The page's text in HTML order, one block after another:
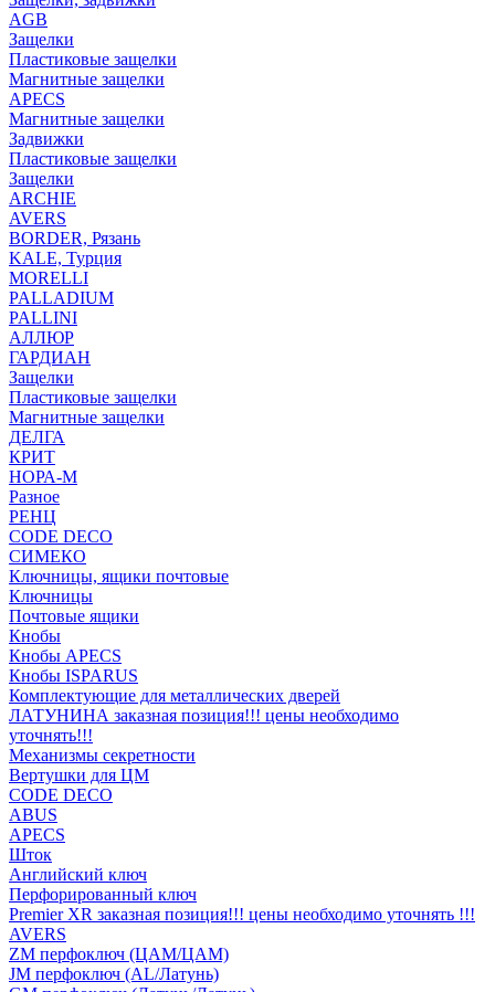
AGB
Защелки
Пластиковые защелки
Магнитные защелки
APECS
Магнитные защелки
Задвижки
Пластиковые защелки
Защелки
ARCHIE
AVERS
BORDER, Рязань
KALE, Турция
MORELLI
PALLADIUM
PALLINI
АЛЛЮР
ГАРДИАН
Защелки
Пластиковые защелки
Магнитные защелки
ДЕЛГА
КРИТ
НОРА-М
Разное
РЕНЦ
СODE DECO
СИМЕКО
Ключницы, ящики почтовые
Ключницы
Почтовые ящики
Кнобы
Кнобы APECS
Кнобы ISPARUS
Комплектующие для металлических дверей
ЛАТУНИНА заказная позиция!!! цены необходимо
уточнять!!!
Механизмы секретности
Вертушки для ЦМ
CODE DECO
ABUS
APECS
Шток
Английский ключ
Перфорированный ключ
Premier XR заказная позиция!!! цены необходимо уточнять !!!
AVERS
ZM перфоключ (ЦАМ/ЦАМ)
JМ перфоключ (АL/Латунь)